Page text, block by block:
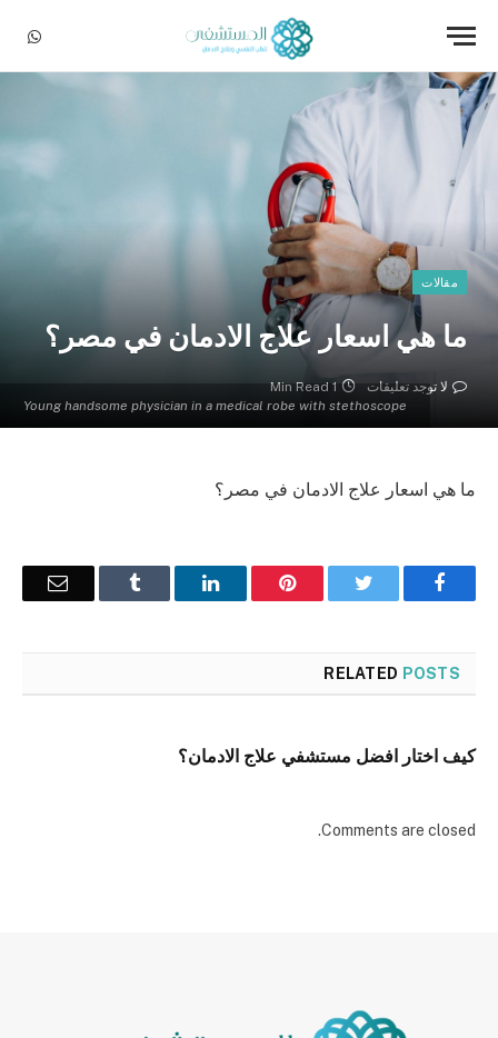
Young handsome physician in a medical robe with stethoscope
مقالات
ما هي اسعار علاج الادمان في مصر؟
لا توجد تعليقات 1 Min Read
ما هي اسعار علاج الادمان في مصر؟
Facebook
Pinterest
LinkedIn
Tumblr
Email
RELATED POSTS
كيف اختار افضل مستشفي علاج الادمان؟
Comments are closed.